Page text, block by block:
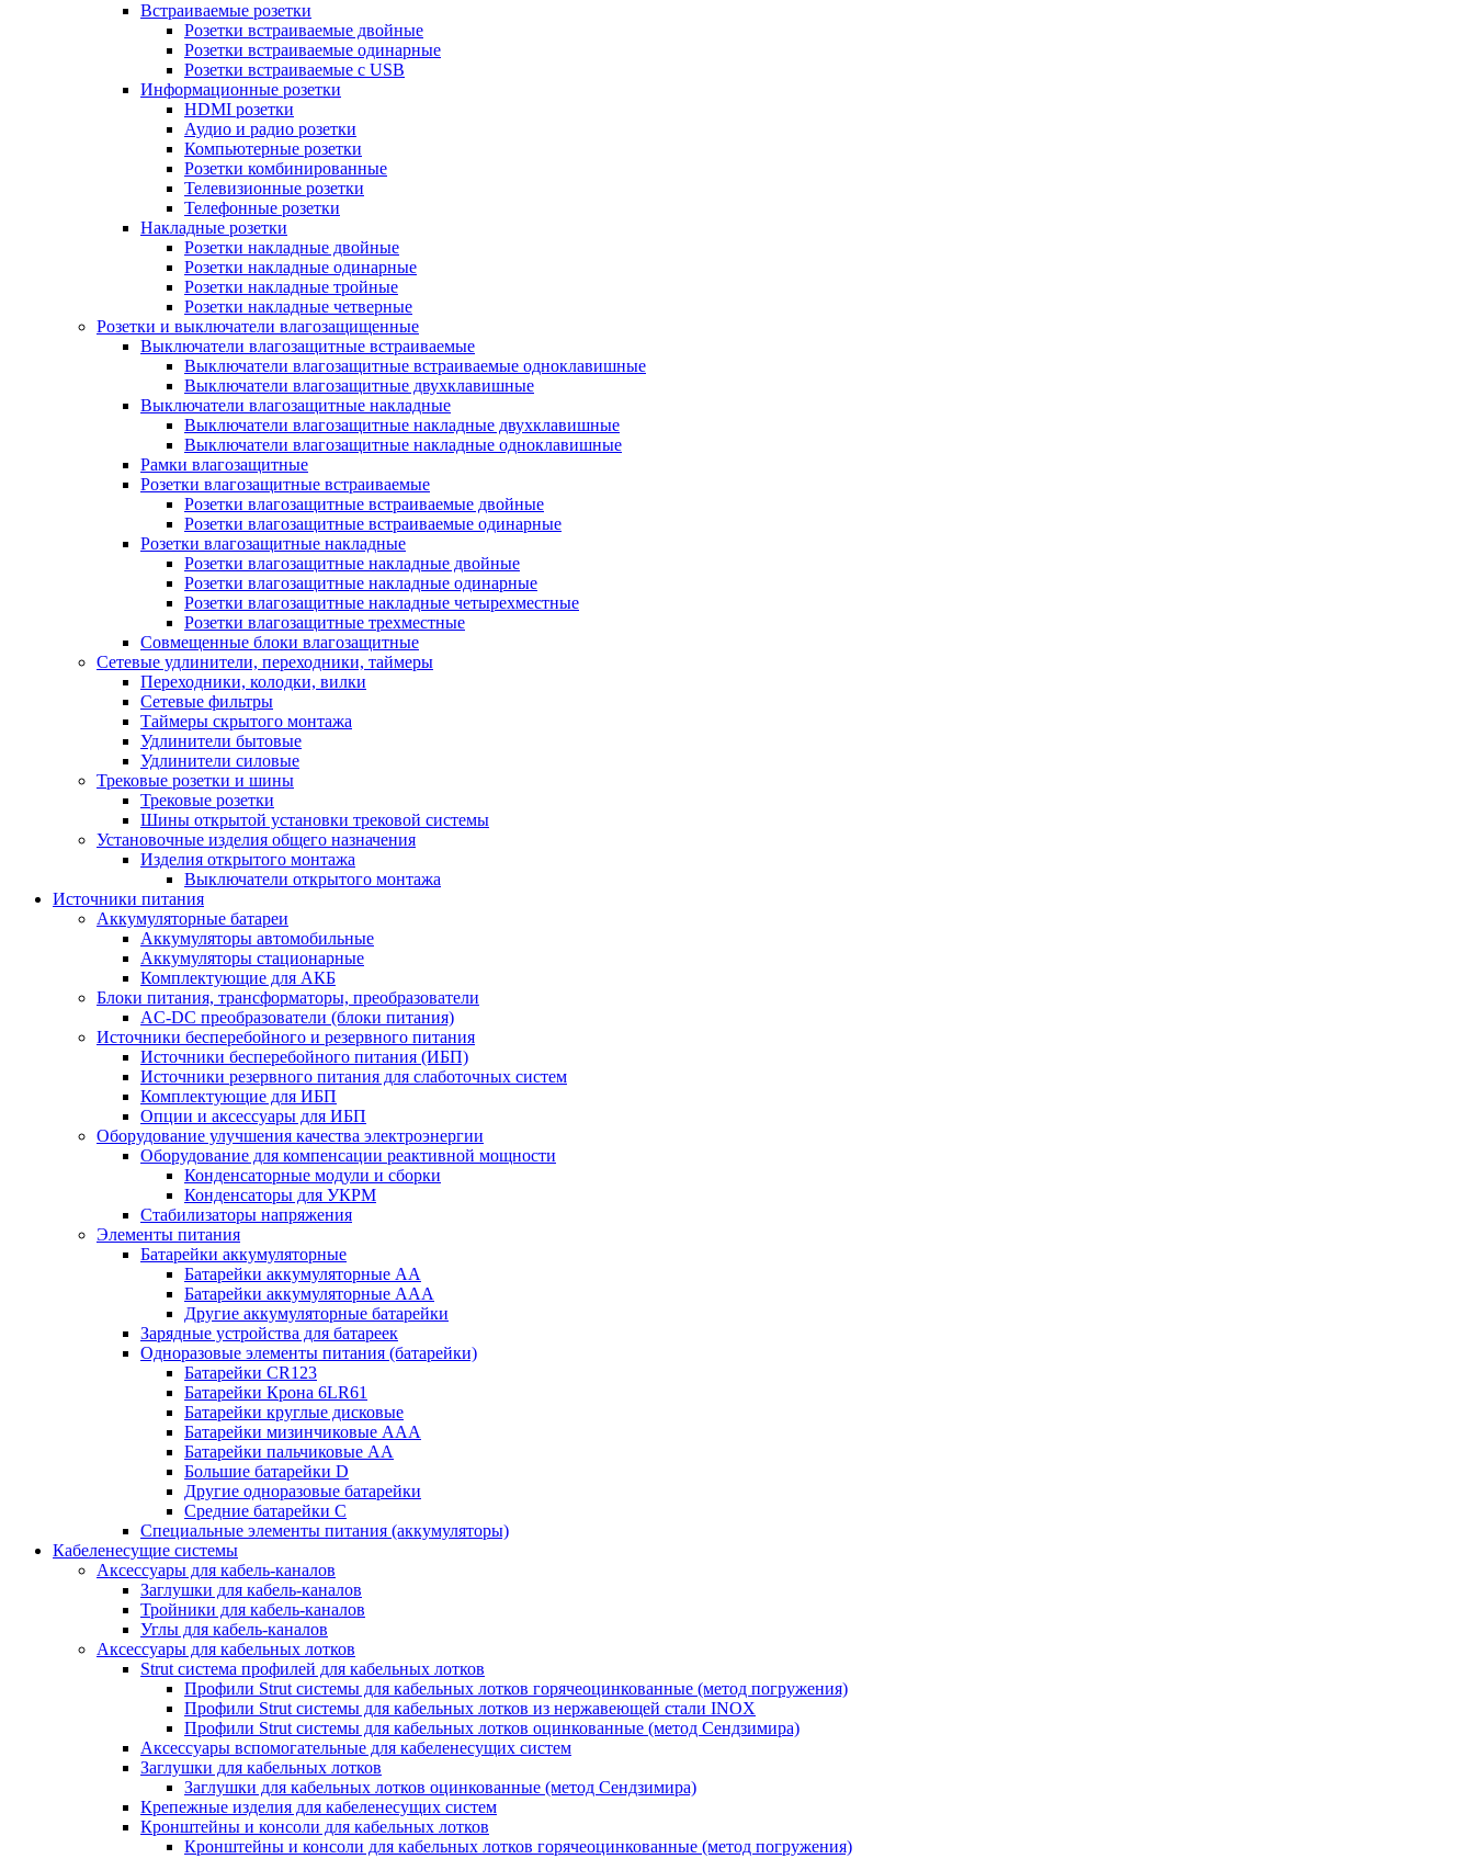
Встраиваемые розетки
Розетки встраиваемые двойные
Розетки встраиваемые одинарные
Розетки встраиваемые с USB
Информационные розетки
HDMI розетки
Аудио и радио розетки
Компьютерные розетки
Розетки комбинированные
Телевизионные розетки
Телефонные розетки
Накладные розетки
Розетки накладные двойные
Розетки накладные одинарные
Розетки накладные тройные
Розетки накладные четверные
Розетки и выключатели влагозащищенные
Выключатели влагозащитные встраиваемые
Выключатели влагозащитные встраиваемые одноклавишные
Выключатели влагозащитные двухклавишные
Выключатели влагозащитные накладные
Выключатели влагозащитные накладные двухклавишные
Выключатели влагозащитные накладные одноклавишные
Рамки влагозащитные
Розетки влагозащитные встраиваемые
Розетки влагозащитные встраиваемые двойные
Розетки влагозащитные встраиваемые одинарные
Розетки влагозащитные накладные
Розетки влагозащитные накладные двойные
Розетки влагозащитные накладные одинарные
Розетки влагозащитные накладные четырехместные
Розетки влагозащитные трехместные
Совмещенные блоки влагозащитные
Сетевые удлинители, переходники, таймеры
Переходники, колодки, вилки
Сетевые фильтры
Таймеры скрытого монтажа
Удлинители бытовые
Удлинители силовые
Трековые розетки и шины
Трековые розетки
Шины открытой установки трековой системы
Установочные изделия общего назначения
Изделия открытого монтажа
Выключатели открытого монтажа
Источники питания
Аккумуляторные батареи
Аккумуляторы автомобильные
Аккумуляторы стационарные
Комплектующие для АКБ
Блоки питания, трансформаторы, преобразователи
AC-DC преобразователи (блоки питания)
Источники бесперебойного и резервного питания
Источники бесперебойного питания (ИБП)
Источники резервного питания для слаботочных систем
Комплектующие для ИБП
Опции и аксессуары для ИБП
Оборудование улучшения качества электроэнергии
Оборудование для компенсации реактивной мощности
Конденсаторные модули и сборки
Конденсаторы для УКРМ
Стабилизаторы напряжения
Элементы питания
Батарейки аккумуляторные
Батарейки аккумуляторные АА
Батарейки аккумуляторные ААА
Другие аккумуляторные батарейки
Зарядные устройства для батареек
Одноразовые элементы питания (батарейки)
Батарейки CR123
Батарейки Крона 6LR61
Батарейки круглые дисковые
Батарейки мизинчиковые ААА
Батарейки пальчиковые АА
Большие батарейки D
Другие одноразовые батарейки
Средние батарейки C
Специальные элементы питания (аккумуляторы)
Кабеленесущие системы
Аксессуары для кабель-каналов
Заглушки для кабель-каналов
Тройники для кабель-каналов
Углы для кабель-каналов
Аксессуары для кабельных лотков
Strut система профилей для кабельных лотков
Профили Strut системы для кабельных лотков горячеоцинкованные (метод погружения)
Профили Strut системы для кабельных лотков из нержавеющей стали INOX
Профили Strut системы для кабельных лотков оцинкованные (метод Сендзимира)
Аксессуары вспомогательные для кабеленесущих систем
Заглушки для кабельных лотков
Заглушки для кабельных лотков оцинкованные (метод Сендзимира)
Крепежные изделия для кабеленесущих систем
Кронштейны и консоли для кабельных лотков
Кронштейны и консоли для кабельных лотков горячеоцинкованные (метод погружения)